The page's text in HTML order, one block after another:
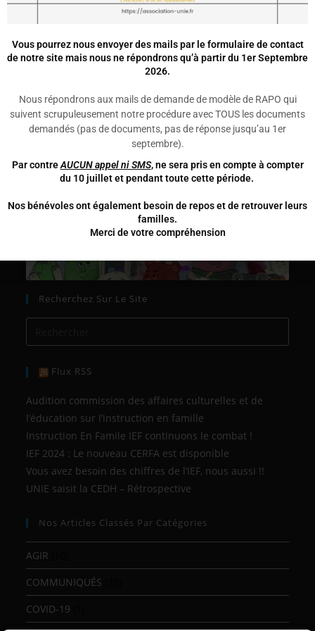
Groupe facebook de l'association
Nous Suivre Sur Les Réseaux Sociaux
Tous Ensemble Pour La Liberté D’instruction!
Cliquez pour accepter les cookies
marketing et activer ce contenu
Recherchez Sur Le Site
Flux RSS
Audition commission des affaires culturelles et de
l’éducation sur l’instruction en famille
Instruction En Famile IEF continuons le combat !
IEF 2024 : Le nouveau CERFA est disponible
Vous avez besoin des chiffres de l’IEF, nous aussi !!
UNIE saisit la CEDH – Rétrospective
Nos Articles Classés Par Catégories
AGIR
COMMUNIQUÉS
COVID-19
Vous pourrez nous envoyer des mails par le formulaire de contact
de notre site mais nous ne répondrons qu’à partir du 1er Septembre
2026.
Nous répondrons aux mails de demande de modèle de RAPO qui
suivent scrupuleusement notre procédure avec TOUS les documents
demandés (pas de documents, pas de réponse jusqu’au 1er
septembre).
Par contreAUCUNappel ni SMS, ne sera pris en compte à compter
du 10 juillet et pendant toute cette période.
Nos bénévoles ont également besoin de repos et de retrouver leurs
familles.
Merci de votre compréhension